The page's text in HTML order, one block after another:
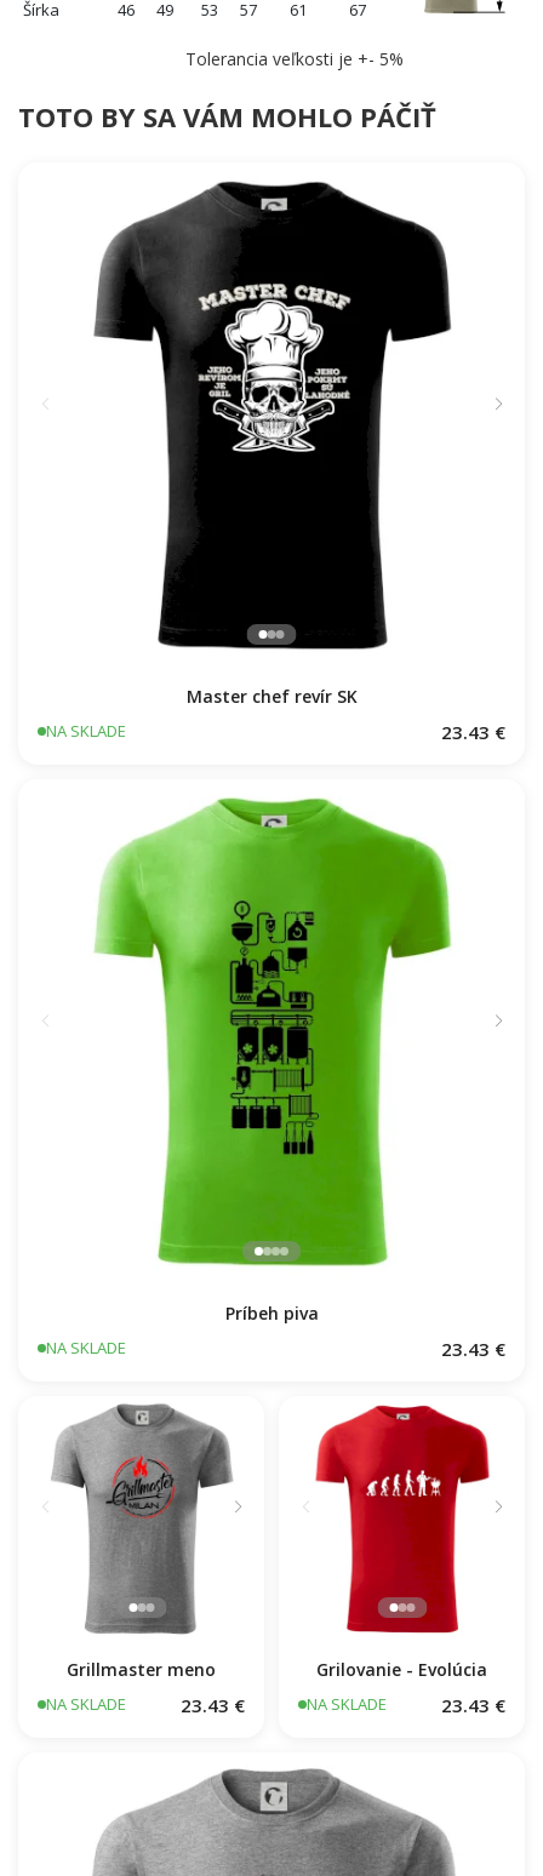
Šírka 46 49 53 57 61 67
Tolerancia veľkosti je +- 5%
TOTO BY SA VÁM MOHLO PÁČIŤ
Master chef revír SK
NA SKLADE 23.43 €
Príbeh piva
NA SKLADE 23.43 €
Grillmaster meno
NA SKLADE 23.43 €
Grilovanie - Evolúcia
NA SKLADE 23.43 €